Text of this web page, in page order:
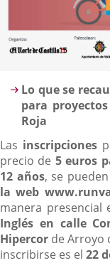
Descripción
Lo que se
para
Roja
Las inscripciones
precio de 5 euros
12 años, se
la web
manera presencial
Inglés en calle
Hipercor de Arroyo
inscribirse es el 22